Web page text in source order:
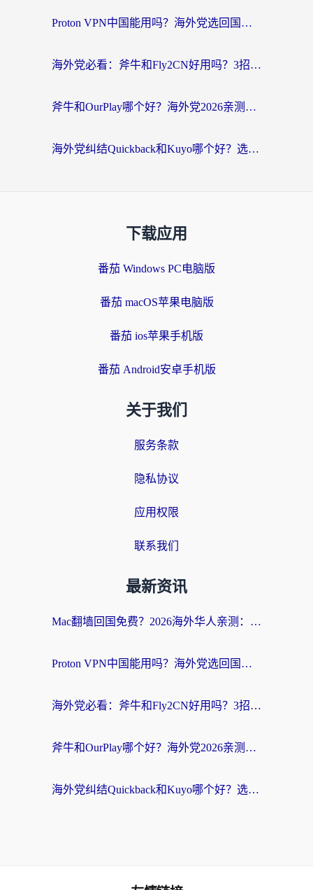
Proton VPN中国能用吗？海外党选回国加速器的避坑指南（附番茄加速器实测）
海外党必看：斧牛和Fly2CN好用吗？3招教你选对回国加速器（附免费试用攻略）
斧牛和OurPlay哪个好？海外党2026亲测：选对加速器，国内资源秒加载
海外党纠结Quickback和Kuyo哪个好？选对回国加速器才能无缝刷国内资源
下载应用
番茄 Windows PC电脑版
番茄 macOS苹果电脑版
番茄 ios苹果手机版
番茄 Android安卓手机版
关于我们
服务条款
隐私协议
应用权限
联系我们
最新资讯
Mac翻墙回国免费？2026海外华人亲测：从CCTV5直播到国内APP，这样选加速器才靠谱
Proton VPN中国能用吗？海外党选回国加速器的避坑指南（附番茄加速器实测）
海外党必看：斧牛和Fly2CN好用吗？3招教你选对回国加速器（附免费试用攻略）
斧牛和OurPlay哪个好？海外党2026亲测：选对加速器，国内资源秒加载
海外党纠结Quickback和Kuyo哪个好？选对回国加速器才能无缝刷国内资源